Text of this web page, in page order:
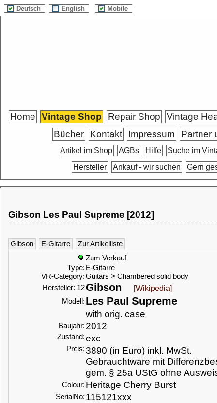
Deutsch English Mobile
Home Vintage Shop Repair Shop
Vintage
Bücher
Kontakt Impressum Partner
Artikel im Shop AGBs Hilfe
Suche im
Hersteller
Ankauf - wir suchen Gern
Gibson Les Paul Supreme [2012]
Gibson E-Gitarre
Zur Artikelliste
Zum Verkauf
Type: E-Gitarre
VR-Category:Guitars > Chambered solid body
Hersteller: 12Gibson [Wikipedia]
Modell: Les Paul Supreme
with orig. case
Baujahr: 2012
Zustand:exc
Preis:3890 (in Euro) inkl. MwSt.
Gebrauchtware mit
gem. § 25a UStG ohne
Colour: Heritage Cherry Burst
SerialNo: 115121xxx